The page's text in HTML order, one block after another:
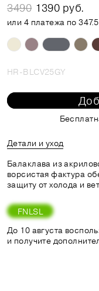
3490 1390 руб.
или 4 платежа по
HR-BLCV25GY
Детали и уход
Балаклава из
ворсистая фактура
защиту от холода и
FNLSL
До 10 августа
и получите